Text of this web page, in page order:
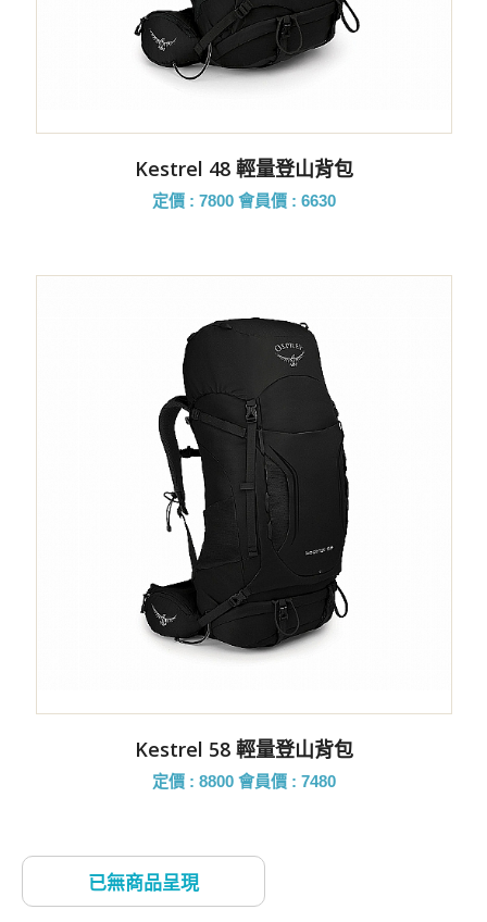
Kestrel 48 輕量登山背包
定價 : 7800 會員價 : 6630
Kestrel 58 輕量登山背包
定價 : 8800 會員價 : 7480